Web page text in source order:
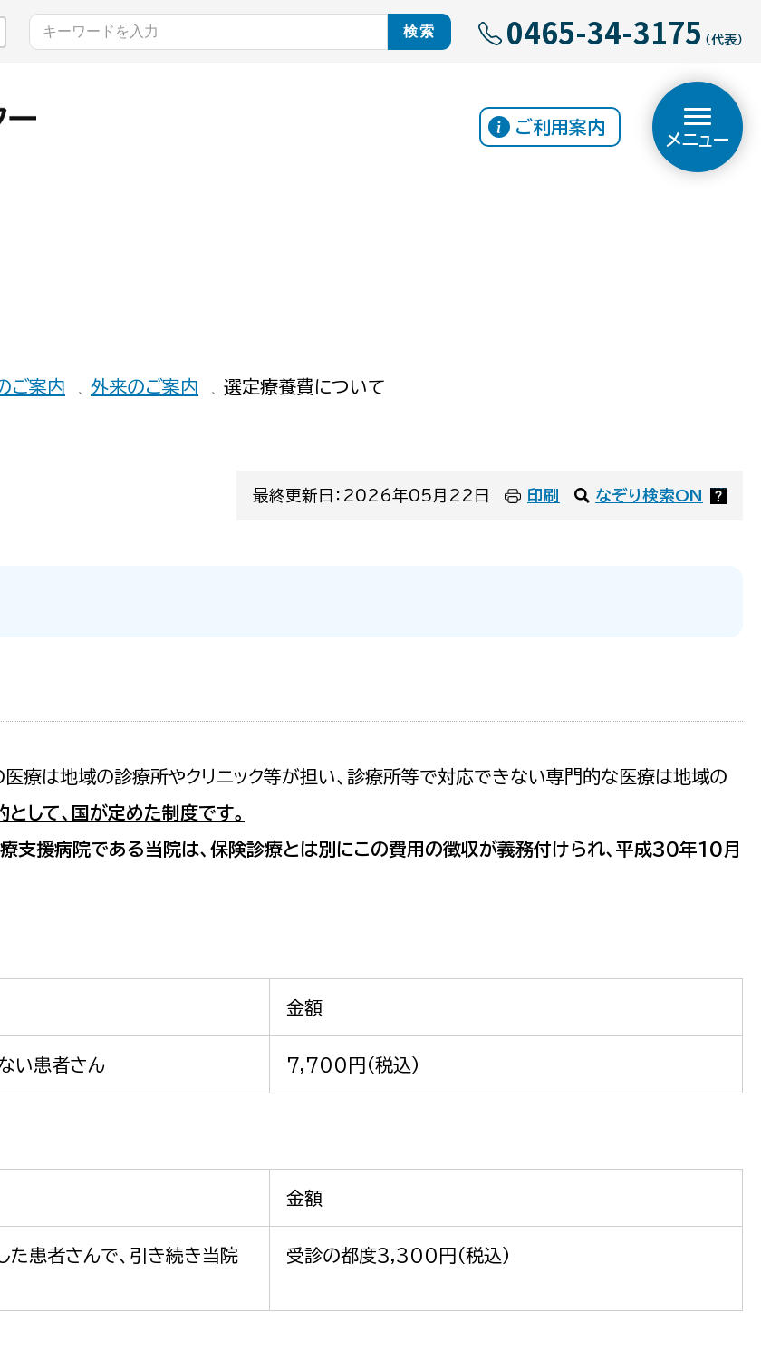
ご利用案内
メニュー
0465-34-3175 （代表）
ご案内 外来のご案内 選定療養費について
最終更新日：2026年05月22日 印刷 なぞり検索ON
療は地域の診療所やクリニック等が担い、診療所等で対応できない専門的な医療は地域の
して、国が定めた制度です。
支援病院である当院は、保険診療とは別にこの費用の徴収が義務付けられ、平成30年10月
金額
い患者さん 7,700円（税込）
金額
た患者さんで、引き続き当院
受診の都度3,300円（税込）